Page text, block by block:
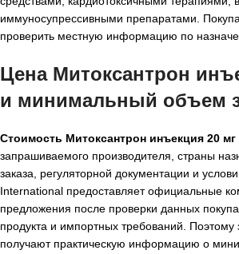
иммуносупрессивными препаратами.
проверить местную информацию по
Цена Митоксантрон
и минимальный объем
Стоимость Митоксантрон инъекция 20 мг
запрашиваемого производителя, страны
заказа, регуляторной документации и
International предоставляет официальные
предложения после проверки данных
продукта и импортных требований.
получают практическую информацию о